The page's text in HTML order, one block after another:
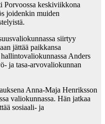
Porvoossa keskiviikkona
joidenkin muiden
siirtyy
jättää paikkansa
Anders
ja tasa-arvovaliokunnan
Anna-Maja Henriksson
valiokunnassa. Hän jatkaa
sosiaali- ja